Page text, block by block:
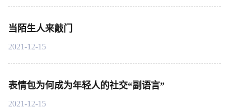
当陌生人来敲门
2021-12-15
表情包为何成为年轻人的社交“副语言”
2021-12-15